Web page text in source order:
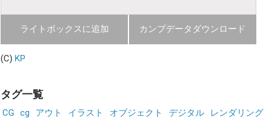
ライトボックスに追加 カンプデータダウンロード
(C) KP
タグ一覧
CG cg アウト イラスト オブジェクト デジタル レンダリング